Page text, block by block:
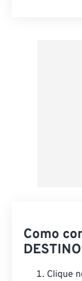
Como
Clique